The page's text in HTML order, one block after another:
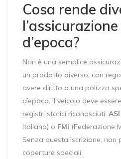
Cosa rende
d’epoca?
Non è una semplice
un prodotto diverso, con
avere diritto a una polizza
d’epoca, il veicolo deve
registri storici riconosciuti: ASI
Italiano) o FMI (Federazione
Senza questa iscrizione, non
coperture speciali.